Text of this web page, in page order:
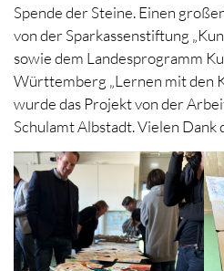
Spende der Steine. Einen
von der Sparkassenstiftung
sowie dem Landesprogramm
Württemberg „Lernen mit den
wurde das Projekt von der
Schulamt Albstadt. Vielen Dank